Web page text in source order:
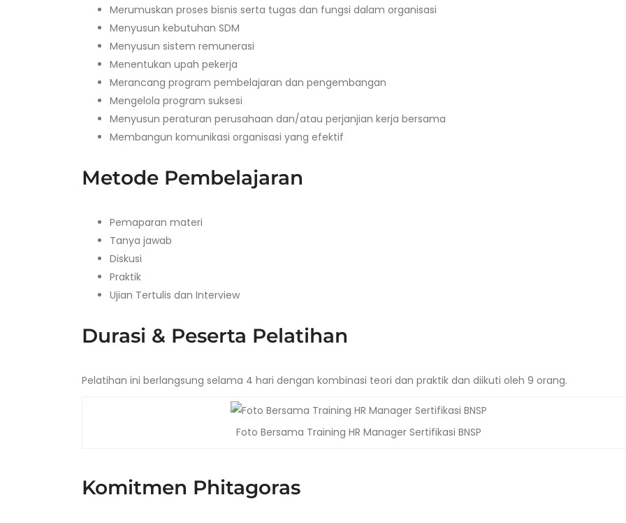
Merumuskan proses bisnis serta tugas dan fungsi dalam organisasi
Menyusun kebutuhan SDM
Menyusun sistem remunerasi
Menentukan upah pekerja
Merancang program pembelajaran dan pengembangan
Mengelola program suksesi
Menyusun peraturan perusahaan dan/atau perjanjian kerja bersama
Membangun komunikasi organisasi yang efektif
Metode Pembelajaran
Pemaparan materi
Tanya jawab
Diskusi
Praktik
Ujian Tertulis dan Interview
Durasi & Peserta Pelatihan
Pelatihan ini berlangsung selama 4 hari dengan kombinasi teori dan praktik dan diikuti oleh 9 orang.
Foto Bersama Training HR Manager Sertifikasi BNSP
Komitmen Phitagoras